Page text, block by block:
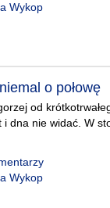
Wykop
o połowę
od
dna nie widać. W
Wykop